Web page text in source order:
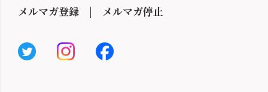
メルマガ登録 | メルマガ停止